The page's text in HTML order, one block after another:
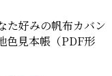
た好みの帆布カバン
色見本帳（PDF形